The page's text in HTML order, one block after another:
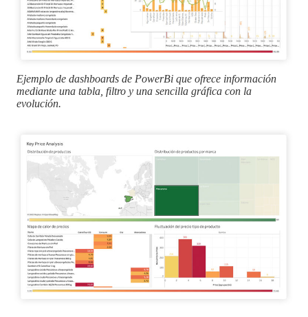
Ejemplo de dashboards de PowerBi que ofrece información
mediante una tabla, filtro y una sencilla gráfica con la
evolución.